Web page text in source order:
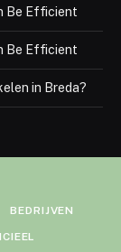
Be Efficient
Be Efficient
in Breda?
BEDRIJVEN